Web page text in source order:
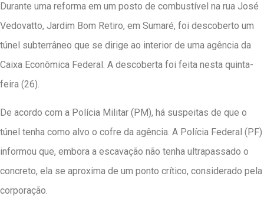
Durante uma reforma em um posto de combustível na rua José
Vedovatto, Jardim Bom Retiro, em Sumaré, foi descoberto um
túnel subterrâneo que se dirige ao interior de uma agência da
Caixa Econômica Federal. A descoberta foi feita nesta quinta-
feira (26).
De acordo com a Polícia Militar (PM), há suspeitas de que o
túnel tenha como alvo o cofre da agência. A Polícia Federal (PF)
informou que, embora a escavação não tenha ultrapassado o
concreto, ela se aproxima de um ponto crítico, considerado pela
corporação.